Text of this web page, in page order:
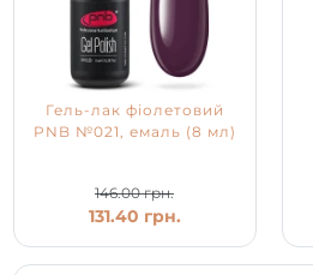
Гель-лак фіолетовий
PNB №021, емаль (8 мл)
146.00 грн.
131.40 грн.